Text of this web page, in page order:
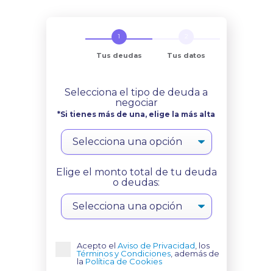
Tus deudas Tus datos
Selecciona el tipo de deuda a
negociar
*Si tienes más de una, elige la más alta
Elige el monto total de tu deuda
o deudas:
Acepto elAviso de Privacidad , los
Términos y Condiciones , además de
la Política de Cookies